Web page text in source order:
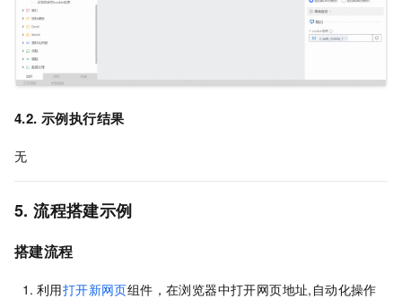
4.2. 示例执行结果
无
5. 流程搭建示例
搭建流程
利用打开新网页组件，在浏览器中打开网页地址,自动化操作